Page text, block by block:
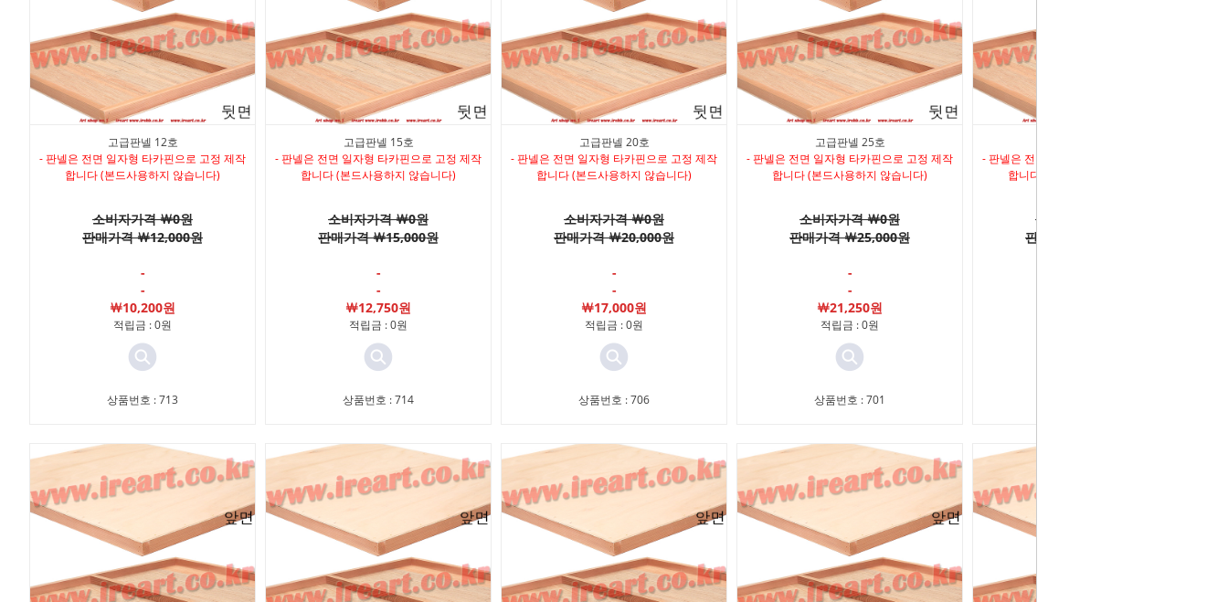
고급판넬 12호
- 판넬은 전면 일자형 타카핀으로 고정 제작
합니다 (본드사용하지 않습니다)
소비자가격 ￦0원
판매가격 ￦12,000원
-
-
￦10,200원
적립금 : 0원
상품번호 : 713
고급판넬 15호
- 판넬은 전면 일자형 타카핀으로 고정 제작
합니다 (본드사용하지 않습니다)
소비자가격 ￦0원
판매가격 ￦15,000원
-
-
￦12,750원
적립금 : 0원
상품번호 : 714
고급판넬 20호
- 판넬은 전면 일자형 타카핀으로 고정 제작
합니다 (본드사용하지 않습니다)
소비자가격 ￦0원
판매가격 ￦20,000원
-
-
￦17,000원
적립금 : 0원
상품번호 : 706
고급판넬 25호
- 판넬은 전면 일자형 타카핀으로 고정 제작
합니다 (본드사용하지 않습니다)
소비자가격 ￦0원
판매가격 ￦25,000원
-
-
￦21,250원
적립금 : 0원
상품번호 : 701
- 판넬은 전면 일자형 타카핀으로 고정 제작
합니다 (본드사용하지 않습니다)
소비자가격 ￦0원
판매가격 ￦30,000원